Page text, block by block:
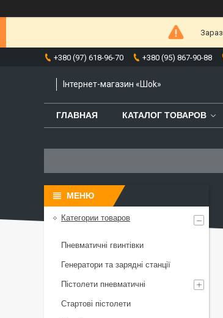
+380 (97) 618-96-70 +380 (95) 867-90-88
Інтернет-магазин «Шоk»
ГЛАВНАЯ КАТАЛОГ ТОВАРОВ
Категории товаров
Пневматичні гвинтівки
Генератори та зарядні станції
Пістолети пневматичні
Стартові пістолети